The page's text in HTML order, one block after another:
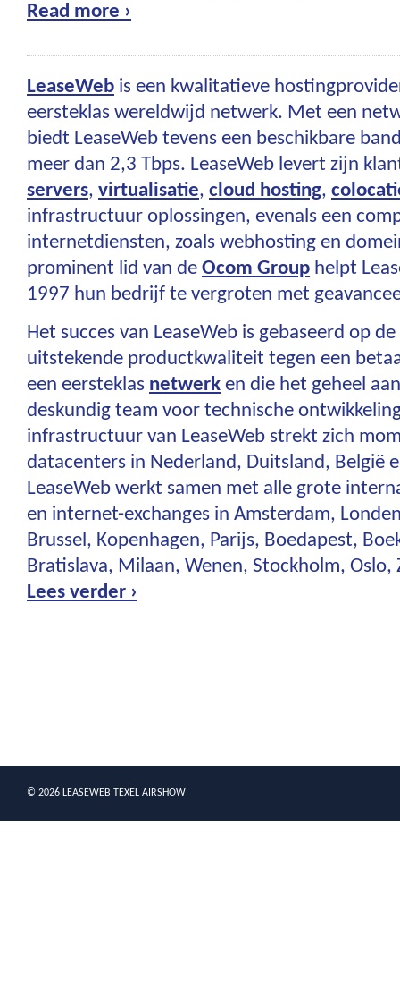
Read more ›
LeaseWeb is een kwalitatieve
eersteklas wereldwijd netwerk. Met een
biedt LeaseWeb tevens een beschikbare
meer dan 2,3 Tbps. LeaseWeb levert zijn
servers, virtualisatie, cloud hosting,
infrastructuur oplossingen, evenals een
internetdiensten, zoals webhosting en
prominent lid van de Ocom Group helpt
1997 hun bedrijf te vergroten met
Het succes van LeaseWeb is gebaseerd op
uitstekende productkwaliteit tegen een
een eersteklas netwerk en die het geheel
deskundig team voor technische
infrastructuur van LeaseWeb strekt zich
datacenters in Nederland, Duitsland, België
LeaseWeb werkt samen met alle grote
en internet-exchanges in Amsterdam,
Brussel, Kopenhagen, Parijs, Boedapest,
Bratislava, Milaan, Wenen, Stockholm,
Lees verder ›
© 2026 LEASEWEB TEXEL AIRSHOW